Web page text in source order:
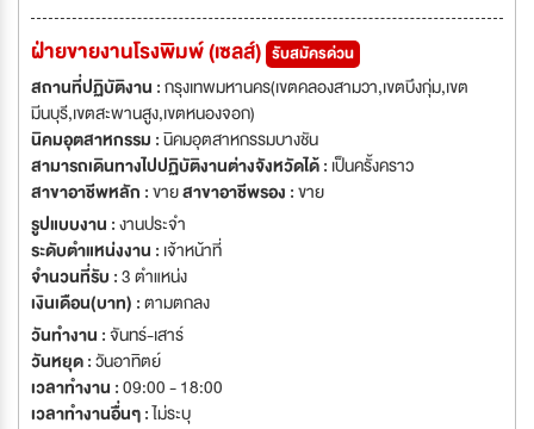
ฝ่ายขายงานโรงพิมพ์ (เซลส์) รับสมัครด่วน
สถานที่ปฏิบัติงาน :กรุงเทพมหานคร(เขตคลองสามวา,เขตบึงกุ่ม,เขต
มีนบุรี,เขตสะพานสูง,เขตหนองจอก)
นิคมอุตสาหกรรม :นิคมอุตสาหกรรมบางชัน
สามารถเดินทางไปปฏิบัติงานต่างจังหวัดได้ : เป็นครั้งคราว
สาขาอาชีพหลัก :ขายสาขาอาชีพรอง :ขาย
รูปแบบงาน :งานประจำ
ระดับตำแหน่งงาน : เจ้าหน้าที่
จำนวนที่รับ :3 ตำแหน่ง
เงินเดือน(บาท) :ตามตกลง
วันทำงาน :จันทร์-เสาร์
วันหยุด :วันอาทิตย์
เวลาทำงาน :09:00 - 18:00
เวลาทำงานอื่นๆ :ไม่ระบุ